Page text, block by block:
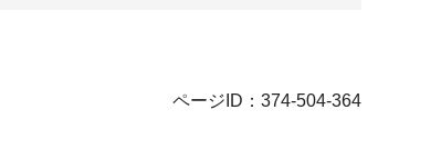
ページID：374-504-364